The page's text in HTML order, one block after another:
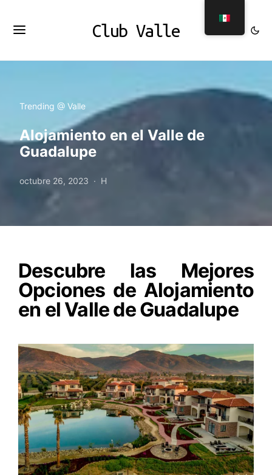
Club Valle
Trending @ Valle
Alojamiento en el Valle de
Guadalupe
octubre 26, 2023 H
Descubre las Mejores
Opciones de Alojamiento
en el Valle de Guadalupe